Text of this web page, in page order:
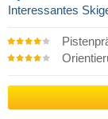
Interessantes